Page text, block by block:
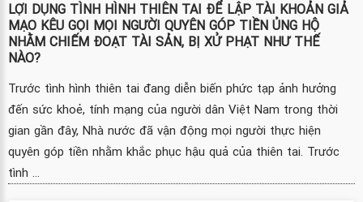
LỢI DỤNG TÌNH HÌNH THIÊN TAI ĐỂ LẬP TÀI KHOẢN GIẢ
MẠO KÊU GỌI MỌI NGƯỜI QUYÊN GÓP TIỀN ỦNG HỘ
NHẰM CHIẾM ĐOẠT TÀI SẢN, BỊ XỬ PHẠT NHƯ THẾ
NÀO?
Trước tình hình thiên tai đang diễn biến phức tạp ảnh hưởng
đến sức khoẻ, tính mạng của người dân Việt Nam trong thời
gian gần đây, Nhà nước đã vận động mọi người thực hiện
quyên góp tiền nhằm khắc phục hậu quả của thiên tai. Trước
tình ...